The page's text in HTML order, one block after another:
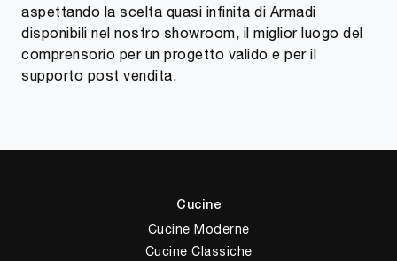
aspettando la scelta quasi infinita di Armadi
disponibili nel nostro showroom, il miglior luogo del
comprensorio per un progetto valido e per il
supporto post vendita.
Cucine
Cucine Moderne
Cucine Classiche